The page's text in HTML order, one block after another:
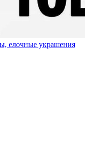
елочные украшения